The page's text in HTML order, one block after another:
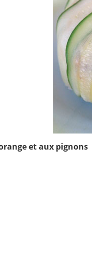
et aux pignons